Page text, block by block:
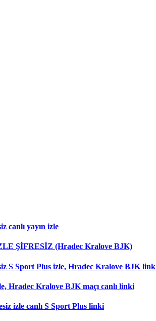
canlı yayın izle
ŞİFRESİZ (Hradec Kralove BJK)
S Sport Plus izle, Hradec Kralove BJK link
Hradec Kralove BJK maçı canlı linki
izle canlı S Sport Plus linki